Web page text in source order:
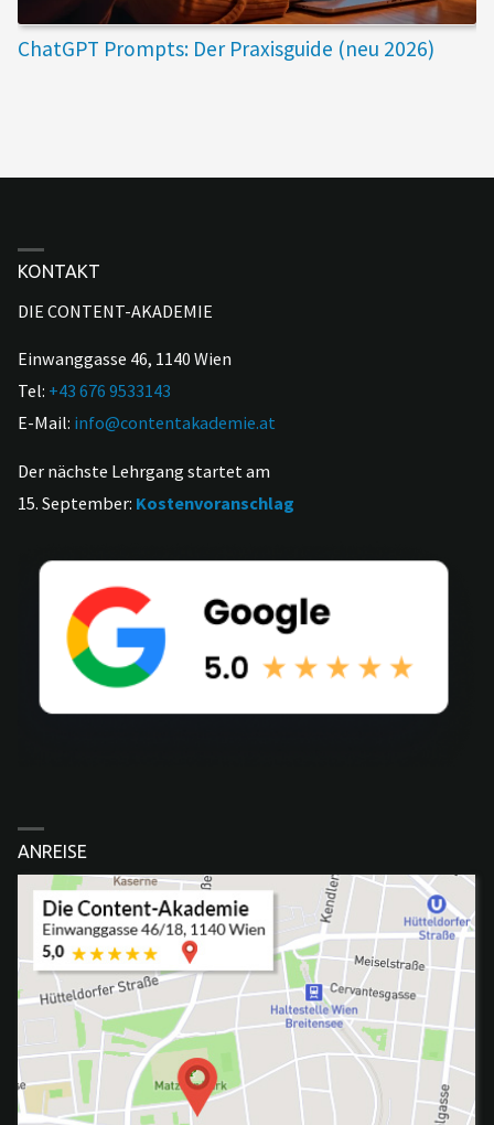
ChatGPT Prompts: Der Praxisguide (neu 2026)
KONTAKT
DIE CONTENT-AKADEMIE
Einwanggasse 46, 1140 Wien
Tel: +43 676 9533143
E-Mail: info@contentakademie.at
Der nächste Lehrgang startet am
15. September: Kostenvoranschlag
ANREISE